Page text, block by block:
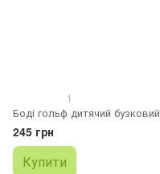
1
Боді гольф дитячий бузковий
245 грн
Купити